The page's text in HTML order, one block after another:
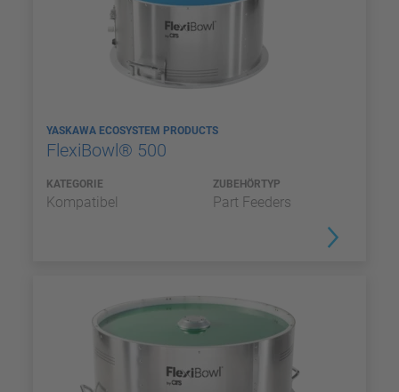
YASKAWA ECOSYSTEM PRODUCTS
FlexiBowl® 500
KATEGORIE
Kompatibel
ZUBEHÖRTYP
Part Feeders